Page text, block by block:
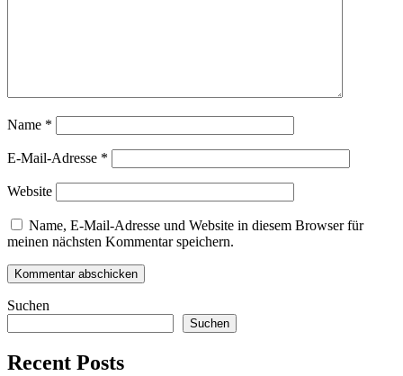
Name *
E-Mail-Adresse *
Website
Name, E-Mail-Adresse und Website in diesem Browser für
meinen nächsten Kommentar speichern.
Suchen
Suchen
Recent Posts